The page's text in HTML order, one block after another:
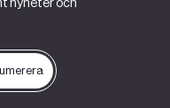
nyheter och